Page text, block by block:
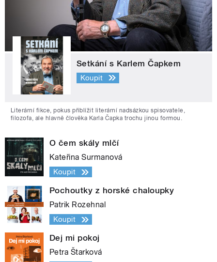
Setkání s Karlem Čapkem
Koupit
Literární fikce, pokus přiblížit literární nadsázkou spisovatele,
filozofa, ale hlavně člověka Karla Čapka trochu jinou formou.
O čem skály mlčí
Kateřina Surmanová
Koupit
Pochoutky z horské chaloupky
Patrik Rozehnal
Koupit
Dej mi pokoj
Petra Štarková